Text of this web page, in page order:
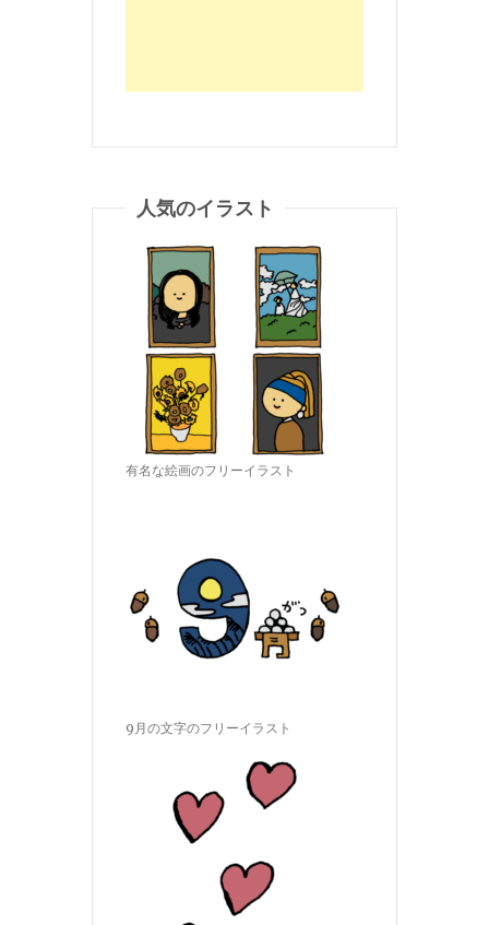
人気のイラスト
有名な絵画のフリーイラスト
9月の文字のフリーイラスト